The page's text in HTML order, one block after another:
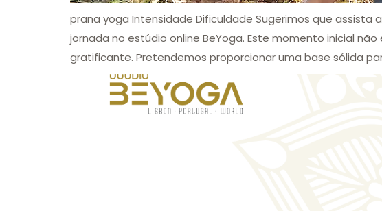
prana yoga Intensidade Dificuldade Sugerimos que
jornada no estúdio online BeYoga. Este momento inicial
gratificante. Pretendemos proporcionar uma base sólida